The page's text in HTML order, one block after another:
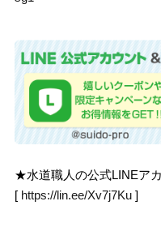
★水道職人の公式LINEア
[ https://lin.ee/Xv7j7Ku ]